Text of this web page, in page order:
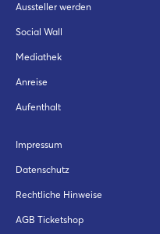
Aussteller werden
Social Wall
Mediathek
Anreise
Aufenthalt
Impressum
Datenschutz
Rechtliche Hinweise
AGB Ticketshop